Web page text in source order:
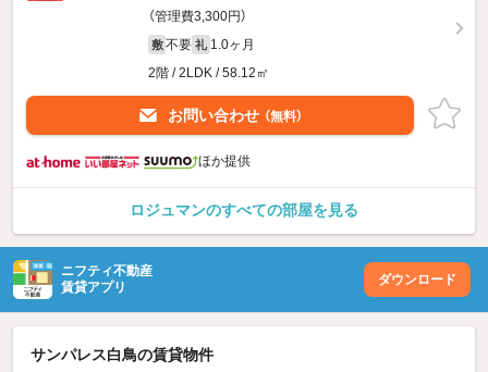
（管理費3,300円）
敷 不要 礼 1.0ヶ月
2階 / 2LDK / 58.12㎡
お問い合わせ （無料）
ほか提供
ロジュマンのすべての部屋を見る
ニフティ不動産
賃貸アプリ
ダウンロード
サンパレス白鳥の賃貸物件